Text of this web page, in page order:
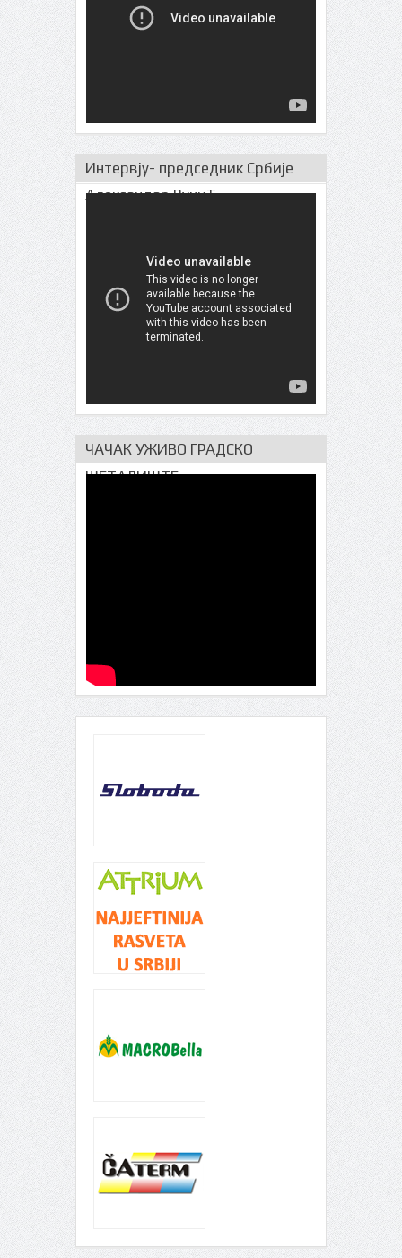
Интервју- председник Србије
Александар ВучиЋ
ЧАЧАК УЖИВО ГРАДСКО
ШЕТАЛИШТЕ